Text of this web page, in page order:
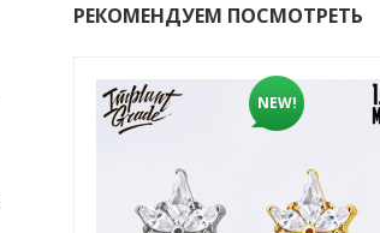
РЕКОМЕНДУЕМ ПОСМОТРЕТЬ
NEW!